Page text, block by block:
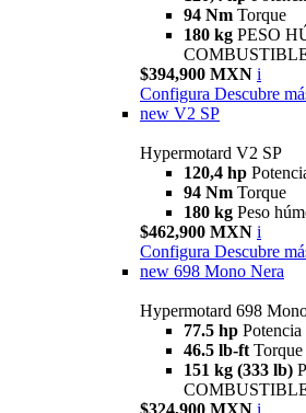
94 Nm Torque
180 kg PESO
$394,900 MXN i
Configura Descubre
new V2 SP
Hypermotard V2 SP
120,4 hp
94 Nm Torque
180 kg Peso
$462,900 MXN i
Configura Descubre
new 698 Mono Nera
Hypermotard 698
77.5 hp Potencia
46.5 lb-ft Torque
151 kg (333 lb)